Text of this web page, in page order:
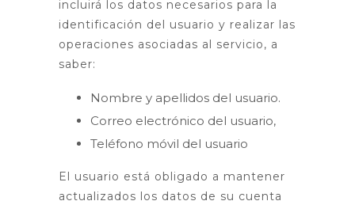
incluirá los datos necesarios para la
identificación del usuario y realizar las
operaciones asociadas al servicio, a
saber:
Nombre y apellidos del usuario.
Correo electrónico del usuario,
Teléfono móvil del usuario
El usuario está obligado a mantener
actualizados los datos de su cuenta